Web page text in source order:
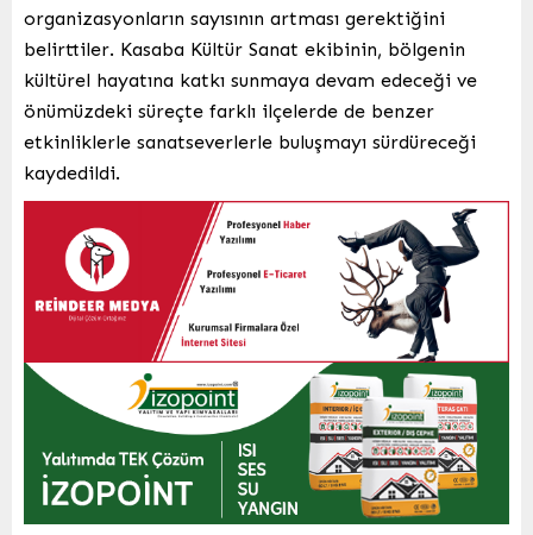
organizasyonların sayısının artması gerektiğini
belirttiler. Kasaba Kültür Sanat ekibinin, bölgenin
kültürel hayatına katkı sunmaya devam edeceği ve
önümüzdeki süreçte farklı ilçelerde de benzer
etkinliklerle sanatseverlerle buluşmayı sürdüreceği
kaydedildi.